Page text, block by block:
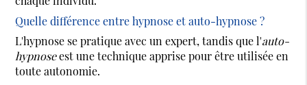
Quelle différence entre hypnose et auto-hypnose ?
L'hypnose se pratique avec un expert, tandis que l'auto-
hypnoseest une technique apprise pour être utilisée en
toute autonomie.